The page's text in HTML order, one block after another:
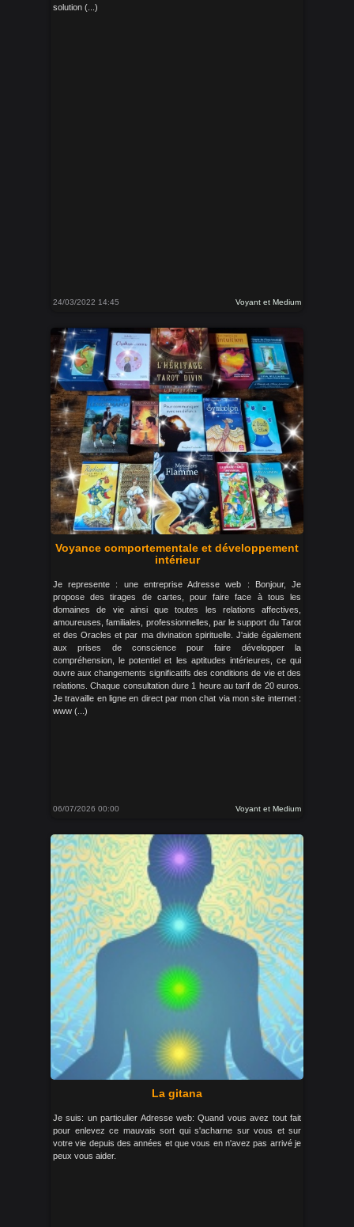
solution (...)
24/03/2022 14:45 Voyant et Medium
Voyance comportementale et développement
intérieur
Je represente : une entreprise Adresse web : Bonjour, Je
propose des tirages de cartes, pour faire face à tous les
domaines de vie ainsi que toutes les relations affectives,
amoureuses, familiales, professionnelles, par le support du Tarot
et des Oracles et par ma divination spirituelle. J'aide également
aux prises de conscience pour faire développer la
compréhension, le potentiel et les aptitudes intérieures, ce qui
ouvre aux changements significatifs des conditions de vie et des
relations. Chaque consultation dure 1 heure au tarif de 20 euros.
Je travaille en ligne en direct par mon chat via mon site internet :
www (...)
06/07/2026 00:00 Voyant et Medium
La gitana
Je suis: un particulier Adresse web: Quand vous avez tout fait
pour enlevez ce mauvais sort qui s'acharne sur vous et sur
votre vie depuis des années et que vous en n'avez pas arrivé je
peux vous aider.